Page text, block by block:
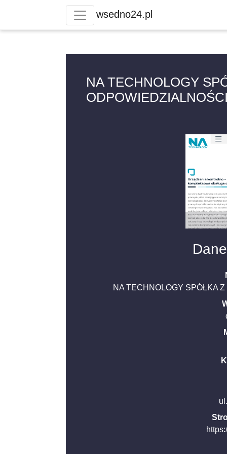
wsedno24.pl
NA TECHNOLOGY
NA TECHNOLOGY SPÓŁKA